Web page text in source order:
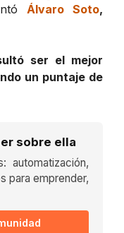
Álvaro Soto,
ser el mejor
un puntaje de
sobre ella
automatización,
para emprender,